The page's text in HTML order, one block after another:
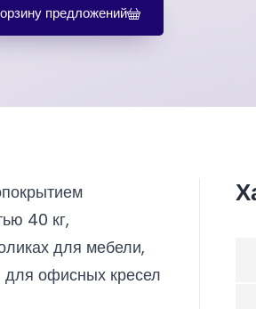
предложений
40 кг,
для мебели,
для офисных кресел